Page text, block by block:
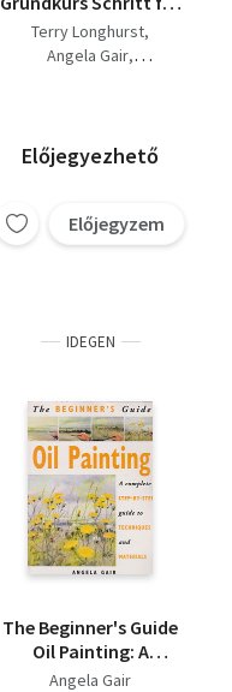
Schritt
Terry Longhurst
Angela Gair
Előjegyezhető
Előjegyzem
IDEGEN
The Beginner's Guide
Oil Painting: A
Complete Step-By-
Angela Gair